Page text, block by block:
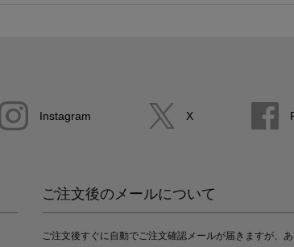
Instagram X
ご注文後のメールについて
ご注文後すぐに自動でご注文確認メールが届きますが、